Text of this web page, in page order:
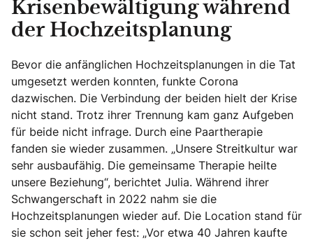
Krisenbewältigung während
der Hochzeitsplanung
Bevor die anfänglichen Hochzeitsplanungen in die Tat
umgesetzt werden konnten, funkte Corona
dazwischen. Die Verbindung der beiden hielt der Krise
nicht stand. Trotz ihrer Trennung kam ganz Aufgeben
für beide nicht infrage. Durch eine Paartherapie
fanden sie wieder zusammen. „Unsere Streitkultur war
sehr ausbaufähig. Die gemeinsame Therapie heilte
unsere Beziehung“, berichtet Julia. Während ihrer
Schwangerschaft in 2022 nahm sie die
Hochzeitsplanungen wieder auf. Die Location stand für
sie schon seit jeher fest: „Vor etwa 40 Jahren kaufte